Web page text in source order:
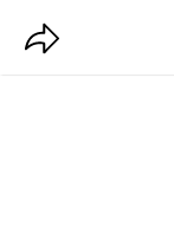
במעקה